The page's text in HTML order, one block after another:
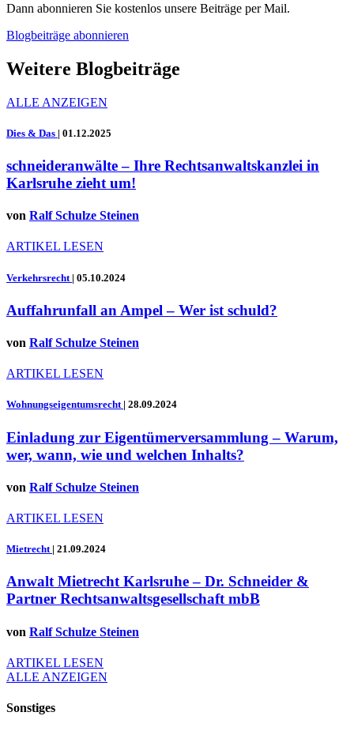
Dann abonnieren Sie kostenlos unsere Beiträge per Mail.
Blogbeiträge abonnieren
Weitere Blogbeiträge
ALLE ANZEIGEN
Dies & Das | 01.12.2025
schneideranwälte – Ihre Rechtsanwaltskanzlei in
Karlsruhe zieht um!
von Ralf Schulze Steinen
ARTIKEL LESEN
Verkehrsrecht | 05.10.2024
Auffahrunfall an Ampel – Wer ist schuld?
von Ralf Schulze Steinen
ARTIKEL LESEN
Wohnungseigentumsrecht | 28.09.2024
Einladung zur Eigentümerversammlung – Warum,
wer, wann, wie und welchen Inhalts?
von Ralf Schulze Steinen
ARTIKEL LESEN
Mietrecht | 21.09.2024
Anwalt Mietrecht Karlsruhe – Dr. Schneider &
Partner Rechtsanwaltsgesellschaft mbB
von Ralf Schulze Steinen
ARTIKEL LESEN
ALLE ANZEIGEN
Sonstiges